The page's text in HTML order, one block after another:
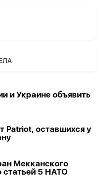
и Украине объявить
Patriot, оставшихся у
Мекканского
статьей 5 НАТО